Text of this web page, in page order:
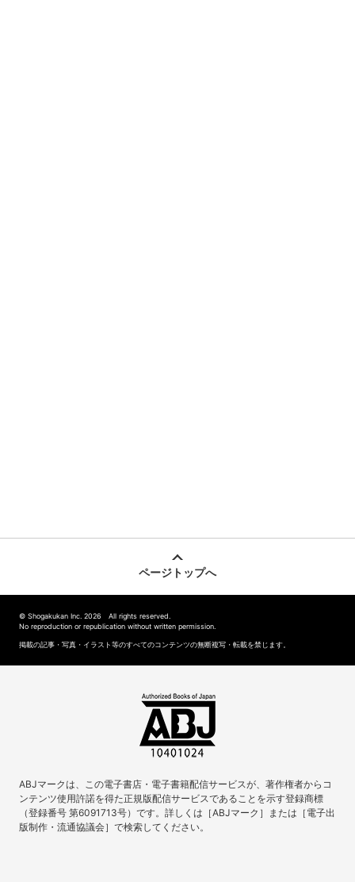
ページトップへ
© Shogakukan Inc. 2026 All rights reserved.
No reproduction or republication without written permission.
掲載の記事・写真・イラスト等のすべてのコンテンツの無断複写・転載を禁じます。
ABJマークは、この電子書店・電子書籍配信サービスが、著作権者からコ
ンテンツ使用許諾を得た正規版配信サービスであることを示す登録商標
（登録番号 第6091713号）です。詳しくは［ABJマーク］または［電子出
版制作・流通協議会］で検索してください。